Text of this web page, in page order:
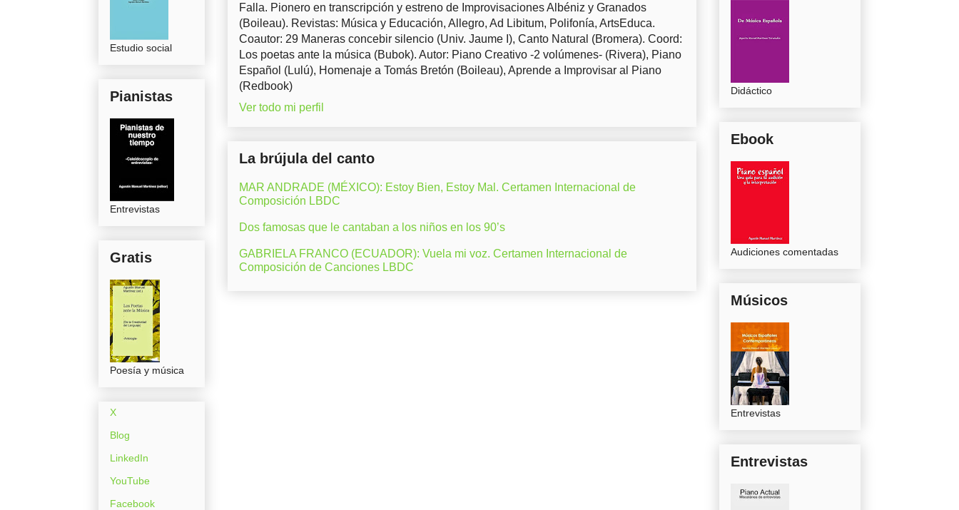
Falla. Pionero en transcripción y estreno de Improvisaciones Albéniz y Granados
(Boileau). Revistas: Música y Educación, Allegro, Ad Libitum, Polifonía, ArtsEduca.
Coautor: 29 Maneras concebir silencio (Univ. Jaume I), Canto Natural (Bromera). Coord:
Los poetas ante la música (Bubok). Autor: Piano Creativo -2 volúmenes- (Rivera), Piano
Español (Lulú), Homenaje a Tomás Bretón (Boileau), Aprende a Improvisar al Piano
(Redbook)
Ver todo mi perfil
La brújula del canto
MAR ANDRADE (MÉXICO): Estoy Bien, Estoy Mal. Certamen Internacional de
Composición LBDC
Dos famosas que le cantaban a los niños en los 90’s
GABRIELA FRANCO (ECUADOR): Vuela mi voz. Certamen Internacional de
Composición de Canciones LBDC
Estudio social
Pianistas
Entrevistas
Gratis
Poesía y música
X
Blog
LinkedIn
YouTube
Facebook
Didáctico
Ebook
Audiciones comentadas
Músicos
Entrevistas
Entrevistas